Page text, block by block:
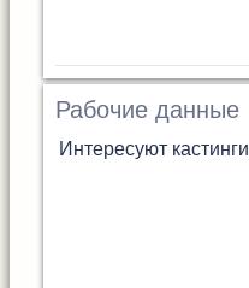
Рабочие данные
Интересуют кастинги